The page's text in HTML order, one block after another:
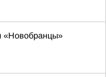
«Новобранцы»